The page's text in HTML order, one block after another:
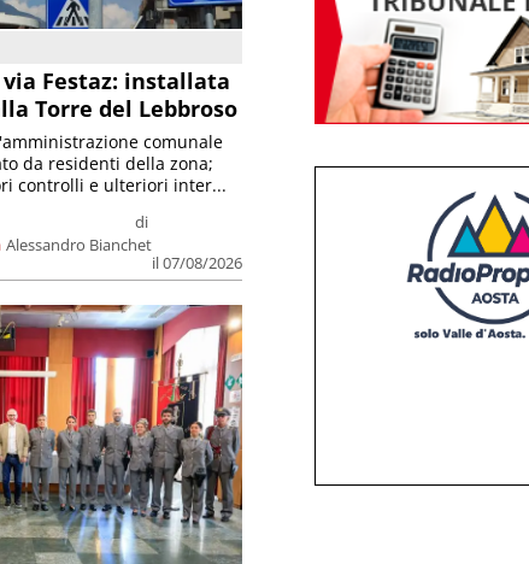
Festaz: installata
Torre del Lebbroso
di
Alessandro Bianchet
il 07/08/2026
comunale
da residenti della zona;
controlli e ulteriori inter...